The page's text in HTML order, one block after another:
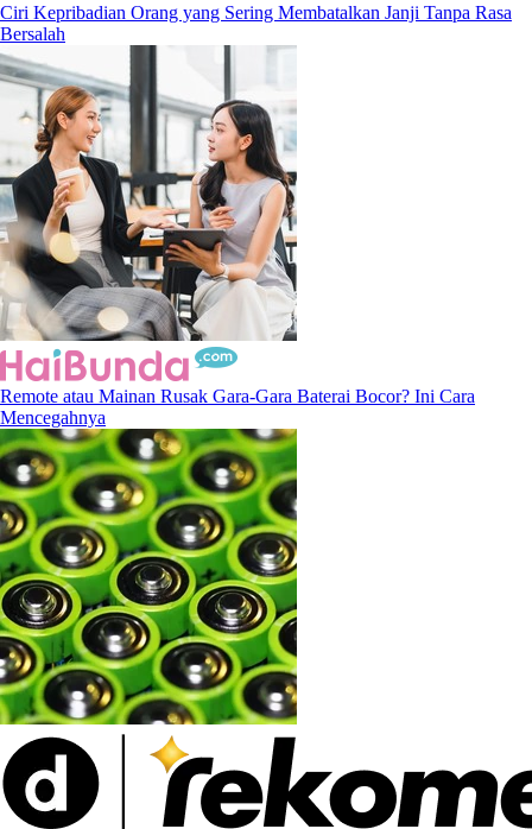
Ciri Kepribadian Orang yang Sering Membatalkan Janji Tanpa Rasa
Bersalah
Remote atau Mainan Rusak Gara-Gara Baterai Bocor? Ini Cara
Mencegahnya